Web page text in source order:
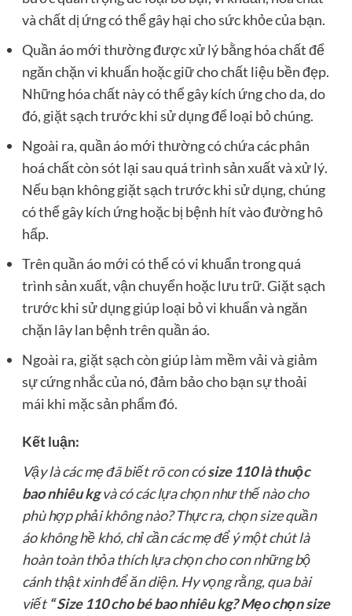
và chất dị ứng có thể gây hại cho sức khỏe của bạn.
Quần áo mới thường được xử lý bằng hóa chất để
ngăn chặn vi khuẩn hoặc giữ cho chất liệu bền đẹp.
Những hóa chất này có thể gây kích ứng cho da, do
đó, giặt sạch trước khi sử dụng để loại bỏ chúng.
Ngoài ra, quần áo mới thường có chứa các phân
hoá chất còn sót lại sau quá trình sản xuất và xử lý.
Nếu bạn không giặt sạch trước khi sử dụng, chúng
có thể gây kích ứng hoặc bị bệnh hít vào đường hô
hấp.
Trên quần áo mới có thể có vi khuẩn trong quá
trình sản xuất, vận chuyển hoặc lưu trữ. Giặt sạch
trước khi sử dụng giúp loại bỏ vi khuẩn và ngăn
chặn lây lan bệnh trên quần áo.
Ngoài ra, giặt sạch còn giúp làm mềm vải và giảm
sự cứng nhắc của nó, đảm bảo cho bạn sự thoải
mái khi mặc sản phẩm đó.
Kết luận:
Vậy là các mẹ đã biết rõ con cósize 110 là thuộc
bao nhiêu kgvà có các lựa chọn như thế nào cho
phù hợp phải không nào? Thực ra, chọn size quần
áo không hề khó, chỉ cần các mẹ để ý một chút là
hoàn toàn thỏa thích lựa chọn cho con những bộ
cánh thật xinh để ăn diện. Hy vọng rằng, qua bài
viết“ Size 110 cho bé bao nhiêu kg? Mẹo chọn size